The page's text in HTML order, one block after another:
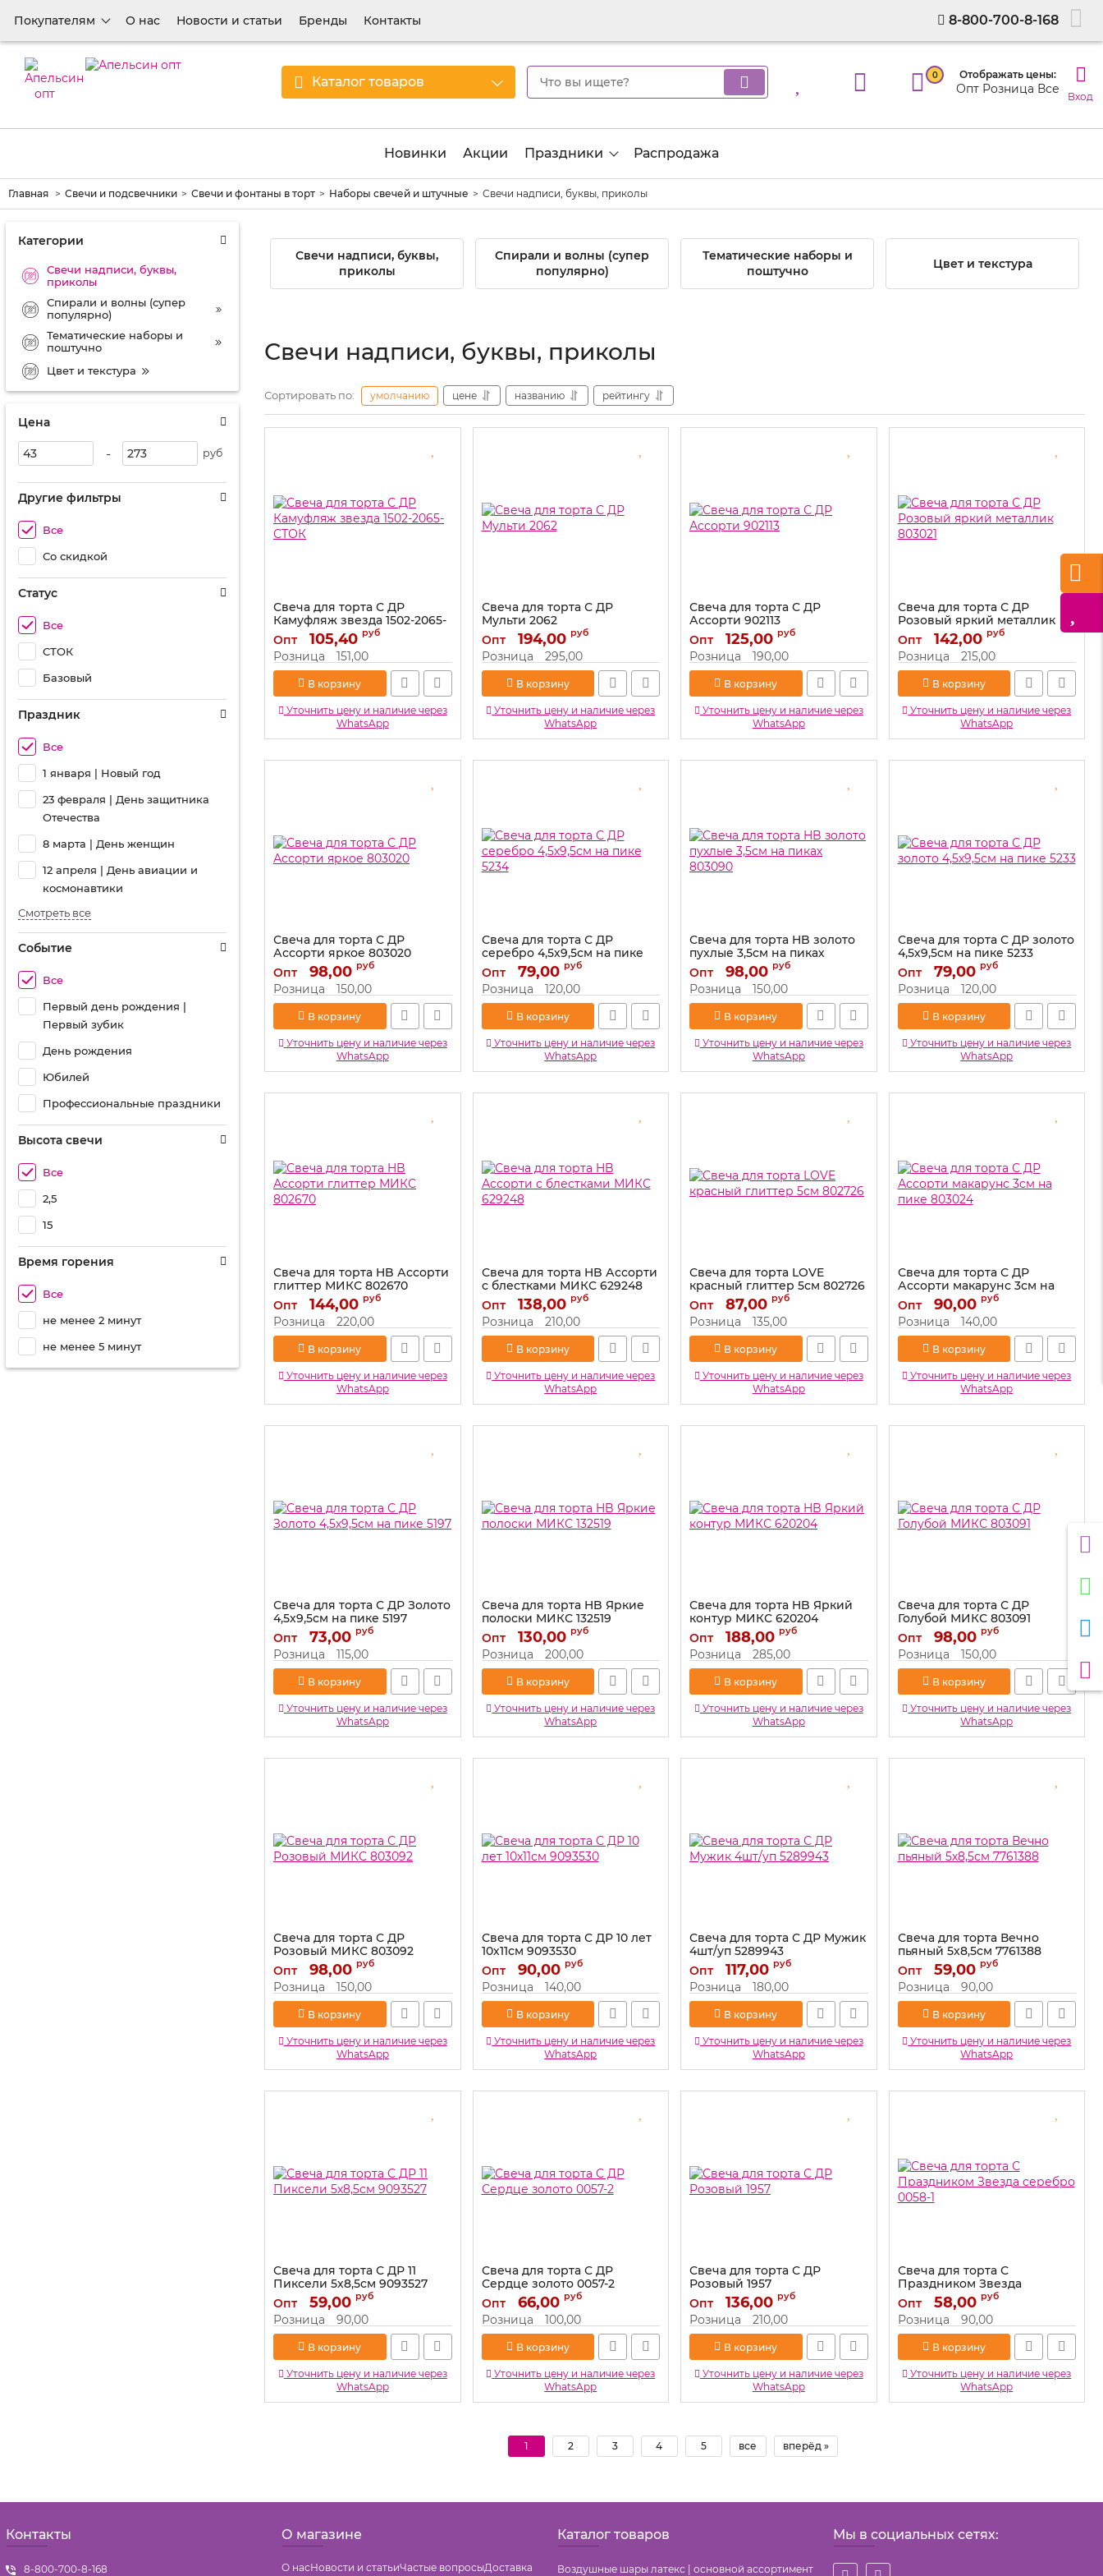
Покупателям О нас Новости и статьи Бренды Контакты 8-800-700-8-168
Каталог товаров 0 Отображать цены:
Опт Розница Все Вход
Новинки Акции Праздники Распродажа
Главная Свечи и подсвечники Свечи и фонтаны в торт Наборы свечей и штучные Свечи надписи, буквы, приколы
Категории
Свечи надписи, буквы,
приколы
Спирали и волны (супер
популярно)
Тематические наборы и
поштучно
Цвет и текстура
Цена
- руб
Другие фильтры
Все
Со скидкой
Статус
Все
СТОК
Базовый
Праздник
Все
1 января | Новый год
23 февраля | День защитника
Отечества
8 марта | День женщин
12 апреля | День авиации и
космонавтики
Смотреть все
Событие
Все
Первый день рождения |
Первый зубик
День рождения
Юбилей
Профессиональные праздники
Высота свечи
Все
2,5
15
Время горения
Все
не менее 2 минут
не менее 5 минут
Свечи надписи, буквы,
приколы
Спирали и волны (супер
популярно)
Тематические наборы и
поштучно
Цвет и текстура
Свечи надписи, буквы, приколы
Сортировать по: умолчанию цене названию рейтингу
Свеча для торта С ДР
Камуфляж звезда 1502-2065-
СТОК
Артикул: 1502-2065-СТОК
Опт 105,40 руб
Розница 151,00
В корзину
Уточнить цену и наличие через
WhatsApp
Свеча для торта С ДР
Мульти 2062
Артикул: 2062
Опт 194,00 руб
Розница 295,00
В корзину
Уточнить цену и наличие через
WhatsApp
Свеча для торта С ДР
Ассорти 902113
Артикул: 902113
Опт 125,00 руб
Розница 190,00
В корзину
Уточнить цену и наличие через
WhatsApp
Свеча для торта С ДР
Розовый яркий металлик
803021
Артикул: 803021
Опт 142,00 руб
Розница 215,00
В корзину
Уточнить цену и наличие через
WhatsApp
Свеча для торта С ДР
Ассорти яркое 803020
Артикул: 803020
Опт 98,00 руб
Розница 150,00
В корзину
Уточнить цену и наличие через
WhatsApp
Свеча для торта С ДР
серебро 4,5х9,5см на пике
5234
Артикул: 5234
Опт 79,00 руб
Розница 120,00
В корзину
Уточнить цену и наличие через
WhatsApp
Свеча для торта HB золото
пухлые 3,5см на пиках
803090
Артикул: 803090
Опт 98,00 руб
Розница 150,00
В корзину
Уточнить цену и наличие через
WhatsApp
Свеча для торта С ДР золото
4,5х9,5см на пике 5233
Артикул: 5233
Опт 79,00 руб
Розница 120,00
В корзину
Уточнить цену и наличие через
WhatsApp
Свеча для торта HB Ассорти
глиттер МИКС 802670
Артикул: 802670
Опт 144,00 руб
Розница 220,00
В корзину
Уточнить цену и наличие через
WhatsApp
Свеча для торта HB Ассорти
с блестками МИКС 629248
Артикул: 629248
Опт 138,00 руб
Розница 210,00
В корзину
Уточнить цену и наличие через
WhatsApp
Свеча для торта LOVE
красный глиттер 5см 802726
Артикул: 802726
Опт 87,00 руб
Розница 135,00
В корзину
Уточнить цену и наличие через
WhatsApp
Свеча для торта С ДР
Ассорти макарунс 3см на
пике 803024
Артикул: 803024
Опт 90,00 руб
Розница 140,00
В корзину
Уточнить цену и наличие через
WhatsApp
Свеча для торта С ДР Золото
4,5х9,5см на пике 5197
Артикул: 5197
Опт 73,00 руб
Розница 115,00
В корзину
Уточнить цену и наличие через
WhatsApp
Свеча для торта HB Яркие
полоски МИКС 132519
Артикул: 132519
Опт 130,00 руб
Розница 200,00
В корзину
Уточнить цену и наличие через
WhatsApp
Свеча для торта HB Яркий
контур МИКС 620204
Артикул: 620204
Опт 188,00 руб
Розница 285,00
В корзину
Уточнить цену и наличие через
WhatsApp
Свеча для торта С ДР
Голубой МИКС 803091
Артикул: 803091
Опт 98,00 руб
Розница 150,00
В корзину
Уточнить цену и наличие через
WhatsApp
Свеча для торта С ДР
Розовый МИКС 803092
Артикул: 803092
Опт 98,00 руб
Розница 150,00
В корзину
Уточнить цену и наличие через
WhatsApp
Свеча для торта С ДР 10 лет
10х11см 9093530
Артикул: 9093530
Опт 90,00 руб
Розница 140,00
В корзину
Уточнить цену и наличие через
WhatsApp
Свеча для торта С ДР Мужик
4шт/уп 5289943
Артикул: 5289943
Опт 117,00 руб
Розница 180,00
В корзину
Уточнить цену и наличие через
WhatsApp
Свеча для торта Вечно
пьяный 5х8,5см 7761388
Артикул: 7761388
Опт 59,00 руб
Розница 90,00
В корзину
Уточнить цену и наличие через
WhatsApp
Свеча для торта С ДР 11
Пиксели 5х8,5см 9093527
Артикул: 9093527
Опт 59,00 руб
Розница 90,00
В корзину
Уточнить цену и наличие через
WhatsApp
Свеча для торта С ДР
Сердце золото 0057-2
Артикул: 0057-2
Опт 66,00 руб
Розница 100,00
В корзину
Уточнить цену и наличие через
WhatsApp
Свеча для торта С ДР
Розовый 1957
Артикул: 1957
Опт 136,00 руб
Розница 210,00
В корзину
Уточнить цену и наличие через
WhatsApp
Свеча для торта С
Праздником Звезда
серебро 0058-1
Артикул: 0058-1
Опт 58,00 руб
Розница 90,00
В корзину
Уточнить цену и наличие через
WhatsApp
1 2 3 4 5 все вперёд »
Контакты
8-800-700-8-168
О магазине
О насНовости и статьиЧастые вопросыДоставка
Каталог товаров
Воздушные шары латекс | основной ассортимент
Мы в социальных сетях: